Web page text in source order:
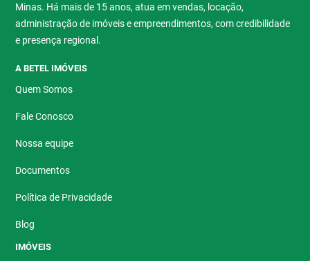
Minas. Há mais de 15 anos, atua em vendas, locação,
administração de imóveis e empreendimentos, com credibilidade
e presença regional.
A BETEL IMÓVEIS
Quem Somos
Fale Conosco
Nossa equipe
Documentos
Política de Privacidade
Blog
IMÓVEIS